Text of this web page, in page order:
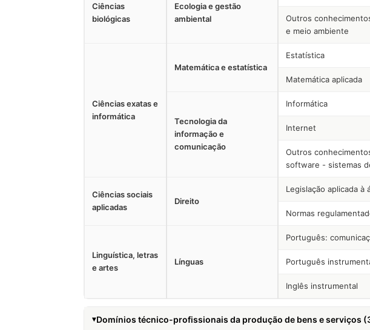
Ciências
biológicas
Ecologia e gestão
ambiental
Outros
e meio ambiente
Ciências exatas e
informática
Matemática e estatística
Estatística
Matemática aplicada
Tecnologia da
informação e
comunicação
Informática
Internet
Outros
software - sistemas
Ciências sociais
aplicadas
Direito
Legislação aplicada à
Normas
Linguística, letras
e artes
Línguas
Português:
Português
Inglês instrumental
Domínios técnico-profissionais da produção de bens e serviços